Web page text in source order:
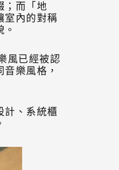
；而「地
室內的對稱
風已經被認
樂風格，
計、系統櫃